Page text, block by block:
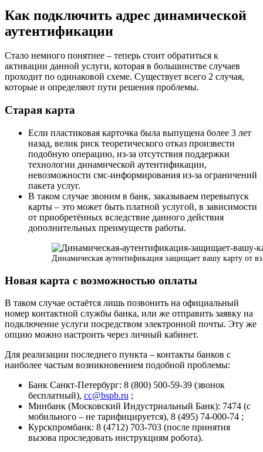
Как подключить адрес динамической
аутентификации
Стало немного понятнее – теперь стоит обратиться к
активации данной услуги, которая в большинстве случаев
проходит по одинаковой схеме. Существует всего 2 случая,
которые и определяют пути решения проблемы.
Старая карта
Если пластиковая карточка была выпущена более 3 лет
назад, велик риск теоретического отказ произвести
подобную операцию, из-за отсутствия поддержки
технологии динамической аутентификации,
невозможности смс-информирования из-за ограничений
пакета услуг.
В таком случае звоним в банк, заказываем перевыпуск
карты – это может быть платной услугой, в зависимости
от приобретённых вследствие данного действия
дополнительных преимуществ работы.
Динамическая аутентификация защищает вашу карту от
Новая карта с возможностью оплаты
В таком случае остаётся лишь позвонить на официальный
номер контактной службы банка, или же отправить заявку на
подключение услуги посредством электронной почты. Эту же
опцию можно настроить через личный кабинет.
Для реализации последнего пункта – контакты банков с
наиболее частым возникновением подобной проблемы:
Банк Санкт-Петербург: 8 (800) 500-59-39 (звонок
бесплатный), cc@bspb.ru ;
Минбанк (Московский Индустриальный Банк): 7474 (с
мобильного – не тарифицируется), 8 (495) 74-000-74 ;
Курскпромбанк: 8 (4712) 703-703 (после принятия
вызова проследовать инструкциям робота).